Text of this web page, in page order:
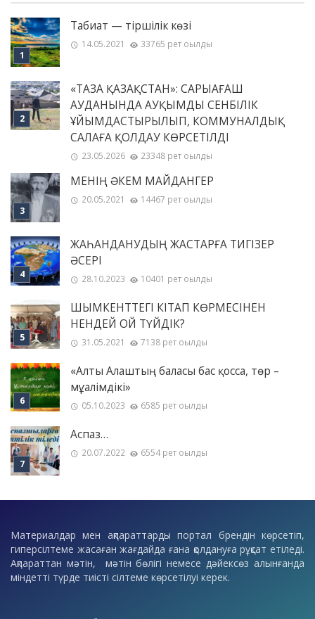
Табиғат — тіршілік көзі
14.05.2021 33765 рет оқылды
«ТАЗА ҚАЗАҚСТАН»: САРЫАҒАШ
АУДАНЫНДА АУҚЫМДЫ СЕНБІЛІК
ҰЙЫМДАСТЫРЫЛЫП, КОММУНАЛДЫҚ
САЛАҒА ҚОЛДАУ КӨРСЕТІЛДІ
23.05.2026 23348 рет оқылды
МЕНІҢ ƏКЕМ МАЙДАНГЕР
20.05.2021 14467 рет оқылды
ЖАҺАНДАНУДЫҢ ЖАСТАРҒА ТИГІЗЕР
ӘСЕРІ
28.10.2023 10401 рет оқылды
ШЫМКЕНТТЕГІ КІТАП КӨРМЕСІНЕН
НЕНДЕЙ ОЙ ТҮЙДІК?
31.05.2021 7138 рет оқылды
«Алты Алаштың баласы бас қосса, төр –
мұғалімдікі»
05.10.2023 6585 рет оқылды
Аспаз…
20.07.2022 6554 рет оқылды
Материалдар мен ақпараттарды портал брендін көрсетіп,
гиперсілтеме жасаған жағдайда ғана қолдануға рұқсат етіледі.
Ақпараттан мәтін, мәтін бөлігі немесе дәйексөз алынғанда
міндетті түрде тиісті сілтеме көрсетілуі керек.